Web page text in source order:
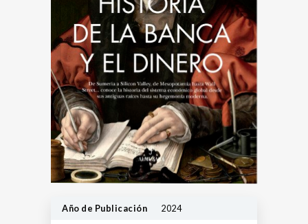
Año de Publicación 2024